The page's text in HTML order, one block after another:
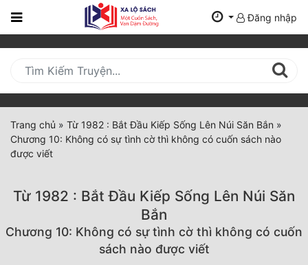
Trang
Mới
Cập
Nhật
(current)
BXH
Đăng nhập
Trang chủ » Từ 1982 : Bắt Đầu Kiếp Sống Lên Núi Săn Bắn »
Chương 10: Không có sự tình cờ thì không có cuốn sách nào
được viết
Từ 1982 : Bắt Đầu Kiếp Sống Lên Núi Săn
Bắn
Chương 10: Không có sự tình cờ thì không có cuốn
sách nào được viết